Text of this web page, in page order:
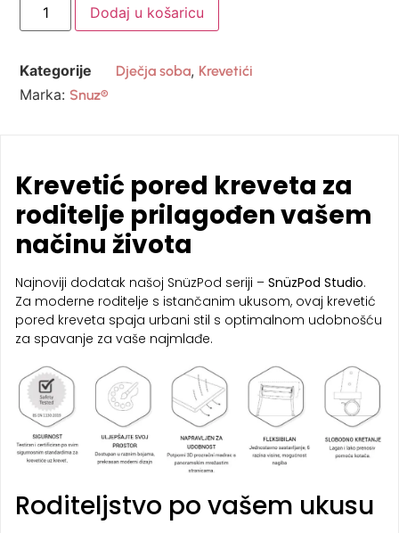
Dodaj u košaricu
Kategorije Dječja soba, Krevetići
Marka: Snuz®
Krevetić pored kreveta za
roditelje prilagođen vašem
načinu života
Najnoviji dodatak našoj SnüzPod seriji – SnüzPod Studio.
Za moderne roditelje s istančanim ukusom, ovaj krevetić
pored kreveta spaja urbani stil s optimalnom udobnošću
za spavanje za vaše najmlađe.
Roditeljstvo po vašem ukusu